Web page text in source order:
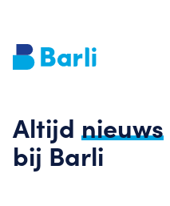
Altijd nieuws
bij Barli